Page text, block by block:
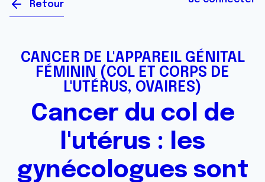
Retour
CANCER DE L'APPAREIL GÉNITAL
FÉMININ (COL ET CORPS DE
L'UTÉRUS, OVAIRES)
Cancer du col de
l'utérus : les
gynécologues sont